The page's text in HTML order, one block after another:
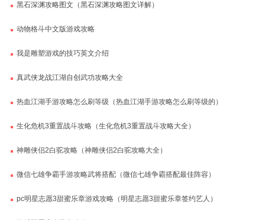
黑石深渊攻略图文（黑石深渊攻略图文详解）
动物格斗中文版游戏攻略
我是雕塑游戏的技巧英文介绍
真武侠龙战江湖自创武功攻略大全
热血江湖手游攻略怎么刷等级（热血江湖手游攻略怎么刷等级的）
生化危机3重置战斗攻略（生化危机3重置战斗攻略大全）
神雕侠侣2白驼攻略（神雕侠侣2白驼攻略大全）
微信七雄争霸手游攻略武将搭配（微信七雄争霸搭配最佳阵容）
pc明星志愿3甜蜜乐章游戏攻略（明星志愿3甜蜜乐章签约艺人）